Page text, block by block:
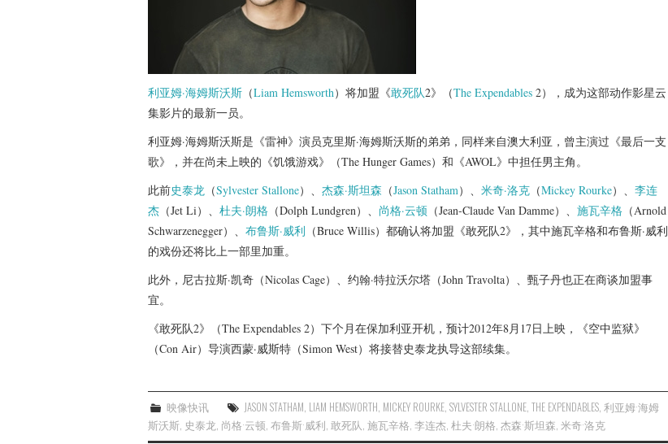
利亚姆·海姆斯沃斯 （Liam Hemsworth）将加盟《敢死队2》（The Expendables 2），成为这部动作影星云
集影片的最新一员。
利亚姆·海姆斯沃斯是《雷神》演员克里斯·海姆斯沃斯的弟弟，同样来自澳大利亚，曾主演过《最后一支
歌》，并在尚未上映的《饥饿游戏》（The Hunger Games）和《AWOL》中担任男主角。
此前史泰龙 （Sylvester Stallone）、 杰森·斯坦森 （Jason Statham）、 米奇·洛克 （Mickey Rourke）、 李连
杰 （Jet Li）、 杜夫·朗格 （Dolph Lundgren）、 尚格·云顿 （Jean-Claude Van Damme）、 施瓦辛格 （Arnold
Schwarzenegger）、 布鲁斯·威利 （Bruce Willis）都确认将加盟《敢死队2》，其中施瓦辛格和布鲁斯·威利
的戏份还将比上一部里加重。
此外，尼古拉斯·凯奇（Nicolas Cage）、约翰·特拉沃尔塔（John Travolta）、甄子丹也正在商谈加盟事
宜。
《敢死队2》（The Expendables 2）下个月在保加利亚开机，预计2012年8月17日上映，《空中监狱》
（Con Air）导演西蒙·威斯特（Simon West）将接替史泰龙执导这部续集。
映像快讯 JASON STATHAM, LIAM HEMSWORTH, MICKEY ROURKE,SYLVESTER STALLONE,THE EXPENDABLES,利亚姆·海姆
斯沃斯, 史泰龙, 尚格·云顿, 布鲁斯·威利, 敢死队, 施瓦辛格, 李连杰, 杜夫·朗格, 杰森·斯坦森, 米奇·洛克